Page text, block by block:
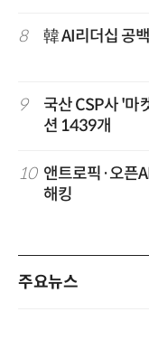
8 韓 AI리더십 공
9
국산 CSP사 '
션 1439개
10 앤트로픽·오픈
해킹
주요뉴스